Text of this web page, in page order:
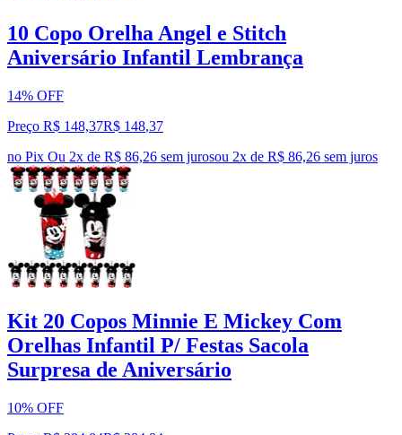
10 Copo Orelha Angel e Stitch
Aniversário Infantil Lembrança
14% OFF
Preço R$ 148,37R$ 148,37
no Pix Ou 2x de R$ 86,26 sem jurosou 2x de R$ 86,26 sem juros
Kit 20 Copos Minnie E Mickey Com
Orelhas Infantil P/ Festas Sacola
Surpresa de Aniversário
10% OFF